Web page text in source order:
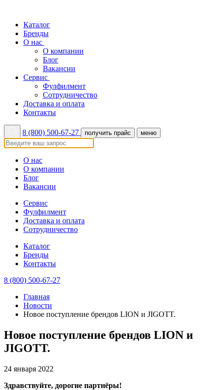
Каталог
Бренды
О нас
О компании
Блог
Вакансии
Сервис
Фулфилмент
Сотрудничество
Доставка и оплата
Контакты
8 (800) 500-67-27 получить прайс меню
О нас
О компании
Блог
Вакансии
Сервис
Фулфилмент
Доставка и оплата
Сотрудничество
Каталог
Бренды
Контакты
8 (800) 500-67-27
Главная
Новости
Новое поступление брендов LION и JIGOTT.
Новое поступление брендов LION и
JIGOTT.
24 января 2022
Здравствуйте, дорогие партнёры!